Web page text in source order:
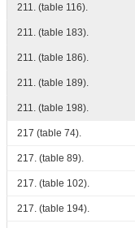
211. (table 116).
211. (table 183).
211. (table 186).
211. (table 189).
211. (table 198).
217 (table 74).
217. (table 89).
217. (table 102).
217. (table 194).